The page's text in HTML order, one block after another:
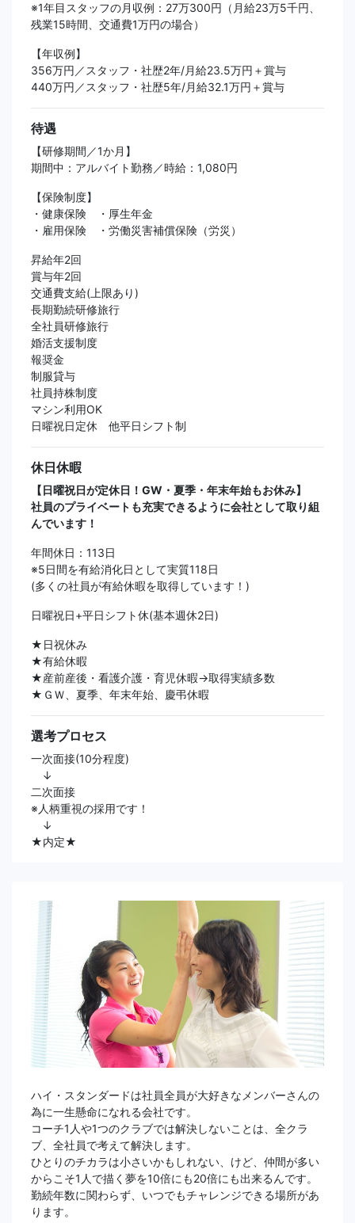
※1年目スタッフの月収例：27万300円（月給23万5千円、
残業15時間、交通費1万円の場合）
【年収例】
356万円／スタッフ・社歴2年/月給23.5万円＋賞与
440万円／スタッフ・社歴5年/月給32.1万円＋賞与
待遇
【研修期間／1か月】
期間中：アルバイト勤務／時給：1,080円
【保険制度】
・健康保険 ・厚生年金
・雇用保険 ・労働災害補償保険（労災）
昇給年2回
賞与年2回
交通費支給(上限あり)
長期勤続研修旅行
全社員研修旅行
婚活支援制度
報奨金
制服貸与
社員持株制度
マシン利用OK
日曜祝日定休 他平日シフト制
休日休暇
【日曜祝日が定休日！GW・夏季・年末年始もお休み】
社員のプライベートも充実できるように会社として取り組
んでいます！
年間休日：113日
※5日間を有給消化日として実質118日
(多くの社員が有給休暇を取得しています！)
日曜祝日+平日シフト休(基本週休2日)
★日祝休み
★有給休暇
★産前産後・看護介護・育児休暇→取得実績多数
★ＧＷ、夏季、年末年始、慶弔休暇
選考プロセス
一次面接(10分程度)
↓
二次面接
※人柄重視の採用です！
↓
★内定★
ハイ・スタンダードは社員全員が大好きなメンバーさんの
為に一生懸命になれる会社です。
コーチ1人や1つのクラブでは解決しないことは、全クラ
ブ、全社員で考えて解決します。
ひとりのチカラは小さいかもしれない、けど、仲間が多い
からこそ1人で描く夢を10倍にも20倍にも出来るんです。
勤続年数に関わらず、いつでもチャレンジできる場所があ
ります。